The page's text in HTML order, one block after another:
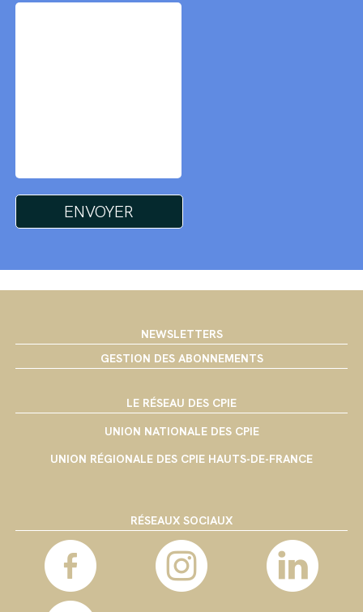
NEWSLETTERS
GESTION DES ABONNEMENTS
LE RÉSEAU DES CPIE
UNION NATIONALE DES CPIE
UNION RÉGIONALE DES CPIE HAUTS-DE-FRANCE
RÉSEAUX SOCIAUX